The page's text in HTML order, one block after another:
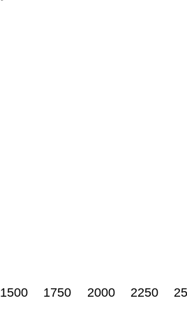
1500 1750 2000 2250